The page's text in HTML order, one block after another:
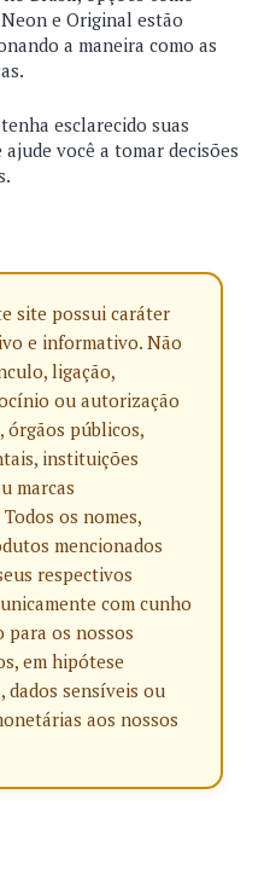
e Original estão
a maneira como as
esclarecido suas
você a tomar decisões
site possui caráter
e informativo. Não
ligação,
ou autorização
órgãos públicos,
instituições
marcas
os nomes,
mencionados
respectivos
com cunho
os nossos
em hipótese
dados sensíveis ou
aos nossos